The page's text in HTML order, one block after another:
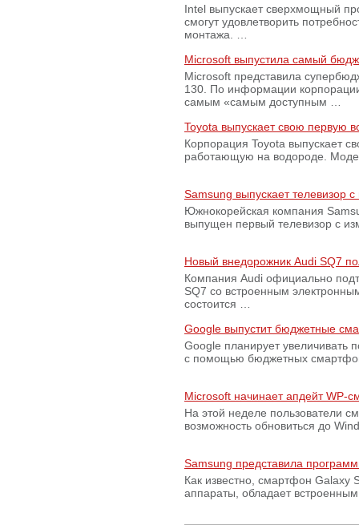
Intel выпускает сверхмощный
смогут удовлетворить
монтажа. …
Microsoft выпустила самый
Microsoft представила
130. По информации
самым «самым доступным …
Toyota выпускает свою первую
Корпорация Toyota выпускает
работающую на водороде.
Samsung выпускает телевизор
Южнокорейская компания
выпущен первый телевизор с
Новый внедорожник Audi SQ7
Компания Audi официально
SQ7 со встроенным
состоится …
Google выпустит бюджетные
Google планирует увеличивать
с помощью бюджетных
Microsoft начинает апдейт WP-
На этой неделе пользователи
возможность обновиться до
Samsung представила
Как известно, смартфон Galaxy
аппараты, обладает